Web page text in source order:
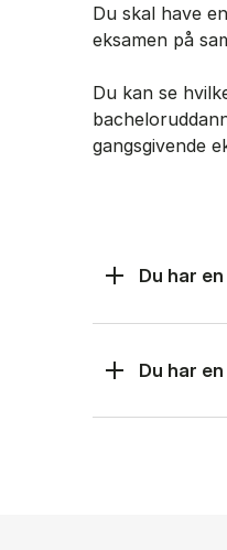
Du skal have
ek­sa­men på
Du kan se
gangs­gi­ven­de
Du har
Du har